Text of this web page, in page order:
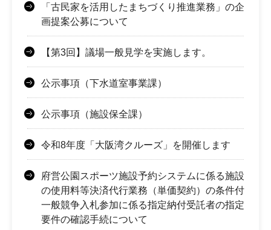
「古民家を活用したまちづくり推進業務」の企
画提案公募について
【第3回】議場一般見学を実施します。
公示事項（下水道室事業課）
公示事項（施設保全課）
令和8年度「大阪湾クルーズ」を開催します
府営公園スポーツ施設予約システムに係る施設
の使用料等決済代行業務（単価契約）の条件付
一般競争入札参加に係る指定納付受託者の指定
要件の確認手続について